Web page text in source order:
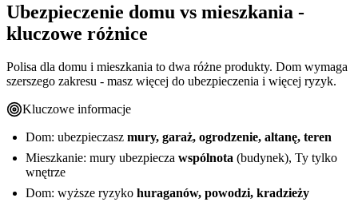
Ubezpieczenie domu vs mieszkania -
kluczowe różnice
Polisa dla domu i mieszkania to dwa różne produkty. Dom wymaga
szerszego zakresu - masz więcej do ubezpieczenia i więcej ryzyk.
Kluczowe informacje
Dom: ubezpieczasz mury, garaż, ogrodzenie, altanę, teren
Mieszkanie: mury ubezpiecza wspólnota (budynek), Ty tylko
wnętrze
Dom: wyższe ryzyko huraganów, powodzi, kradzieży